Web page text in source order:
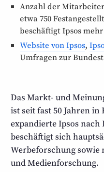
Anzahl der
etwa 750
beschäftigt Ipsos
Website von Ipsos,
Umfragen zur
Das Markt- und
ist seit fast 50 Jahren
expandierte Ipsos
beschäftigt sich
Werbe­forschung
und Medienforschung.